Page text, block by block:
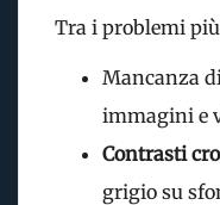
Tra i problemi
Mancanza
immagini e
Contrasti
grigio su